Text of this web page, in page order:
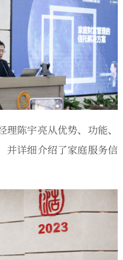
陈宇亮从优势、功能、
并详细介绍了家庭服务信